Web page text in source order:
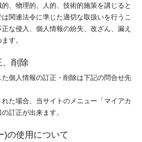
、物理的、人的、技術的施策を講じると
関連法令に準じた適切な取扱いを行うこ
な侵入、個人情報の紛失、改ざん、漏え
す。
削除
個人情報の訂正・削除は下記の問合せ先
た場合、当サイトのメニュー「マイアカ
訂正が出来ます。
)の使用について